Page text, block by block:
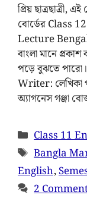
প্রিয় ছাত্রছাত্রী,
বোর্ডের Class
Lecture Bengali
বাংলা মানে
পড়ে বুঝতে
Writer: লেখিকা
অ্যাগনেস গঞ্জা
Class 11
Bangla
English,
2